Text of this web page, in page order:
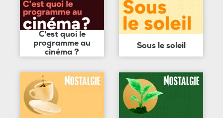
C'est quoi le
programme au
cinéma ?
Sous le soleil